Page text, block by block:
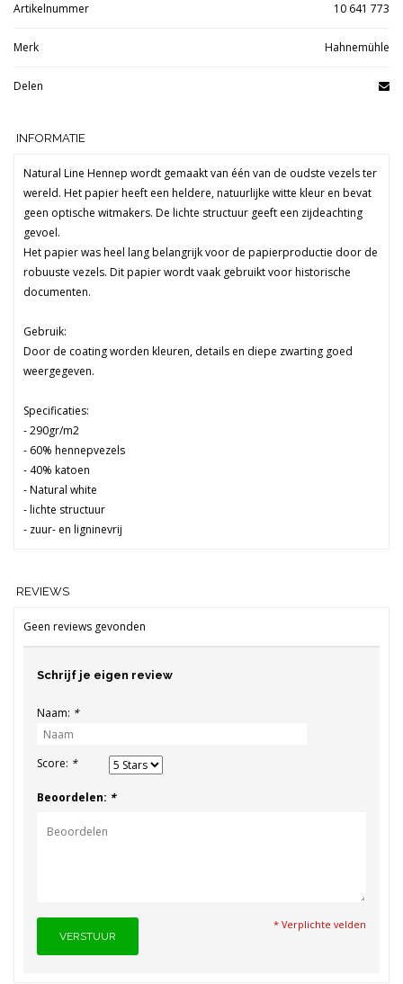
Artikelnummer 10 641 773
Merk Hahnemühle
Delen
INFORMATIE
Natural Line Hennep wordt gemaakt van één van de oudste vezels ter
wereld. Het papier heeft een heldere, natuurlijke witte kleur en bevat
geen optische witmakers. De lichte structuur geeft een zijdeachting
gevoel.
Het papier was heel lang belangrijk voor de papierproductie door de
robuuste vezels. Dit papier wordt vaak gebruikt voor historische
documenten.
Gebruik:
Door de coating worden kleuren, details en diepe zwarting goed
weergegeven.
Specificaties:
- 290gr/m2
- 60% hennepvezels
- 40% katoen
- Natural white
- lichte structuur
- zuur- en ligninevrij
REVIEWS
Geen reviews gevonden
Schrijf je eigen review
Naam: *
Score: *
Beoordelen: *
* Verplichte velden
VERSTUUR